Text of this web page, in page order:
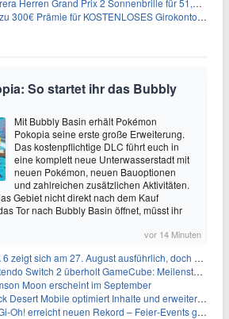
Herren Grand Prix 2 Sonnenbrille für 51,55€
Prämie für KOSTENLOSES Girokonto bei der Santander – 50€ schon nach 1 Woche!
So startet ihr das Bubbly
Mit Bubbly Basin erhält Pokémon
Pokopia seine erste große Erweiterung.
Das kostenpflichtige DLC führt euch in
eine komplett neue Unterwasserstadt mit
neuen Pokémon, neuen Bauoptionen
und zahlreichen zusätzlichen Aktivitäten.
Gebiet nicht direkt nach dem Kauf
Tor nach Bubbly Basin öffnet, müsst ihr
vor 14 Minuten
sich am 27. August ausführlich, doch Netflix bekommt sechs Stunden Vorsprung
Switch 2 überholt GameCube: Meilenstein schon nach kurzer Zeit erreicht
Moon erscheint im September
Desert Mobile optimiert Inhalte und erweitert Treasure Access
erreicht neuen Rekord – Feier‑Events gestartet